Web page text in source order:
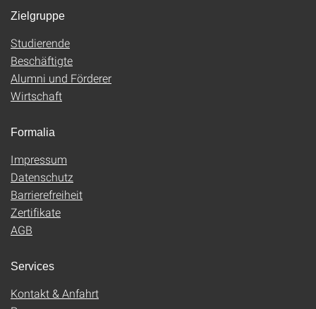
Zielgruppe
Studierende
Beschäftigte
Alumni und Förderer
Wirtschaft
Formalia
Impressum
Datenschutz
Barrierefreiheit
Zertifikate
AGB
Services
Kontakt & Anfahrt